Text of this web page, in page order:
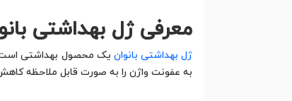
معرفی ژل بهداشتی
ژل بهداشتی بانوان یک محصول بهداشتی است
به عفونت واژن را به صورت قابل ملاحظه